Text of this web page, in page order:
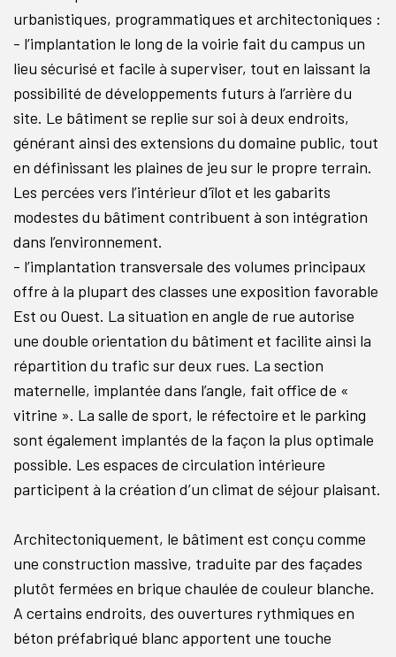
urbanistiques, programmatiques et architectoniques :
- l’implantation le long de la voirie fait du campus un
lieu sécurisé et facile à superviser, tout en laissant la
possibilité de développements futurs à l’arrière du
site. Le bâtiment se replie sur soi à deux endroits,
générant ainsi des extensions du domaine public, tout
en définissant les plaines de jeu sur le propre terrain.
Les percées vers l’intérieur d’îlot et les gabarits
modestes du bâtiment contribuent à son intégration
dans l’environnement.
- l’implantation transversale des volumes principaux
offre à la plupart des classes une exposition favorable
Est ou Ouest. La situation en angle de rue autorise
une double orientation du bâtiment et facilite ainsi la
répartition du trafic sur deux rues. La section
maternelle, implantée dans l’angle, fait office de «
vitrine ». La salle de sport, le réfectoire et le parking
sont également implantés de la façon la plus optimale
possible. Les espaces de circulation intérieure
participent à la création d’un climat de séjour plaisant.
Architectoniquement, le bâtiment est conçu comme
une construction massive, traduite par des façades
plutôt fermées en brique chaulée de couleur blanche.
A certains endroits, des ouvertures rythmiques en
béton préfabriqué blanc apportent une touche